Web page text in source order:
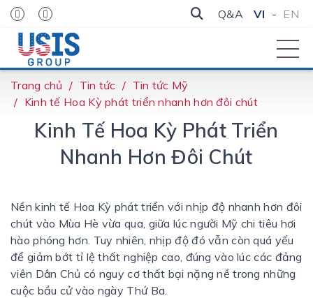
Q&A VI - EN
Trang chủ Tin tức
Tin tức Mỹ
Kinh tế Hoa Kỳ phát triển nhanh hơn đôi chút
Kinh Tế Hoa Kỳ Phát Triển
Nhanh Hơn Đôi Chút
Nền kinh tế Hoa Kỳ phát triển với nhịp độ nhanh hơn đôi
chút vào Mùa Hè vừa qua, giữa lúc người Mỹ chi tiêu hơi
hào phóng hơn. Tuy nhiên, nhịp độ đó vẫn còn quá yếu
để giảm bớt tỉ lệ thất nghiệp cao, đúng vào lúc các đảng
viên Dân Chủ có nguy cơ thất bại nặng nề trong những
cuộc bầu cử vào ngày Thứ Ba.